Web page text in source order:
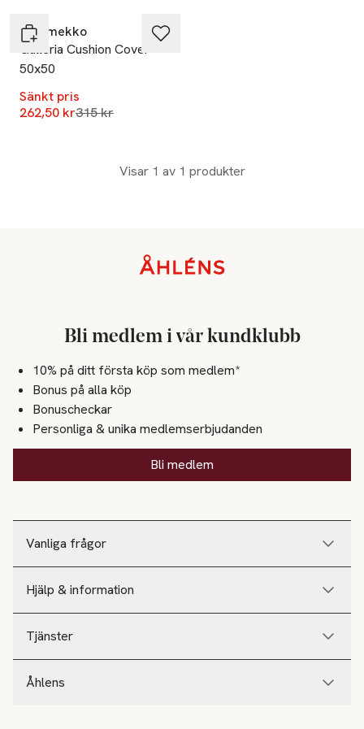
Marimekko
Galleria Cushion Cover
50x50
Sänkt pris
262,50 krLägsta pris 30 dagar
315 kr
Visar 1 av 1 produkter
Vanliga frågor
Hjälp & information
Tjänster
Åhlens
Bli medlem i vår kundklubb
10% på ditt första köp som medlem*
Bonus på alla köp
Bonuscheckar
Personliga & unika medlemserbjudanden
Bli medlem